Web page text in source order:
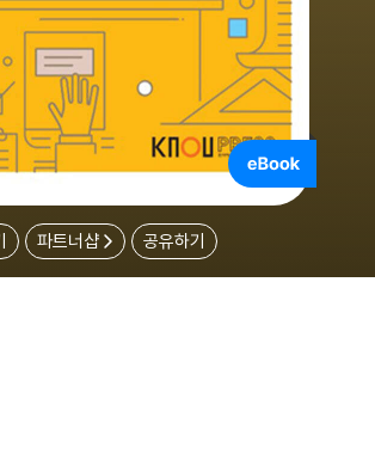
파트너샵 공유하기